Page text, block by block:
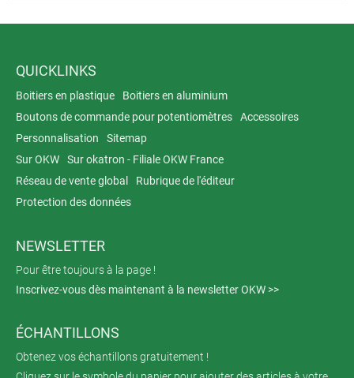
QUICKLINKS
Boitiers en plastique
Boitiers en aluminium
Boutons de commande pour potentiomètres
Accessoires
Personnalisation
Sitemap
Sur OKW
Sur okatron - Filiale OKW France
Réseau de vente global
Rubrique de l'éditeur
Protection des données
NEWSLETTER
Pour être toujours à la page !
Inscrivez-vous dès maintenant à la newsletter OKW >>
ÉCHANTILLONS
Obtenez vos échantillons gratuitement !